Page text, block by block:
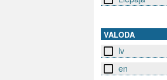
VALODA
lv
en